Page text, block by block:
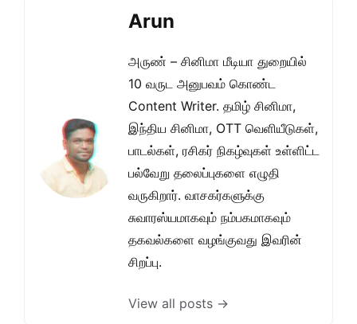
Arun
அருண் – சினிமா மீடியா துறையில்
10 வருட அனுபவம் கொண்ட
Content Writer. தமிழ் சினிமா,
இந்திய சினிமா, OTT வெளியீடுகள்,
பாடல்கள், ரசிகர் நிகழ்வுகள் உள்ளிட்ட
பல்வேறு தலைப்புகளை எழுதி
வருகிறார். வாசகர்களுக்கு
சுவாரஸ்யமாகவும் நம்பகமாகவும்
தகவல்களை வழங்குவது இவரின்
சிறப்பு.
View all posts →